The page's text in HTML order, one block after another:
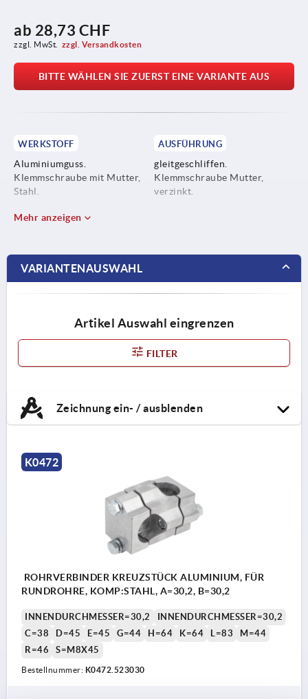
ab 28,73 CHF
zzgl. MwSt. zzgl. Versandkosten
BITTE WÄHLEN SIE ZUERST EINE VARIANTE AUS
WERKSTOFF
Aluminiumguss.
Klemmschraube mit Mutter,
Stahl.
AUSFÜHRUNG
gleitgeschliffen.
Klemmschraube Mutter,
verzinkt.
Mehr anzeigen
VARIANTENAUSWAHL
Artikel Auswahl eingrenzen
FILTER
Zeichnung ein- / ausblenden
K0472
ROHRVERBINDER KREUZSTÜCK ALUMINIUM, FÜR
RUNDROHRE, KOMP:STAHL, A=30,2, B=30,2
INNENDURCHMESSER=30,2
INNENDURCHMESSER=30,2
C=38
D=45 E=45 G=44 H=64 K=64 L=83
M=44
R=46
S=M8X45
Bestellnummer: K0472.523030